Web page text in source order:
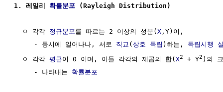
1. 레일리 확률분포 (Rayleigh Distribution)
  ㅇ 각각
정규분포를 따르는 2 이상의 성분(X ,Y)이,
     - 동시에 일어나나, 서로
직교 (상호 독립 )하는, 독립시행
  ㅇ 각각
평균이 0 이며, 이들 각각의 제곱의 합( X2 + Y2 )의
     - 나타내는
확률분포